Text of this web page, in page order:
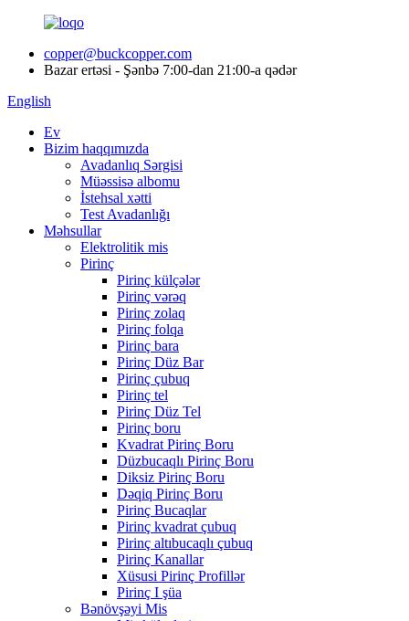
copper@buckcopper.com
Bazar ertəsi - Şənbə 7:00-dan 21:00-a qədər
English
Ev
Bizim haqqımızda
Avadanlıq Sərgisi
Müəssisə albomu
İstehsal xətti
Test Avadanlığı
Məhsullar
Elektrolitik mis
Pirinç
Pirinç külçələr
Pirinç vərəq
Pirinç zolaq
Pirinç folqa
Pirinç bara
Pirinç Düz Bar
Pirinç çubuq
Pirinç tel
Pirinç Düz Tel
Pirinç boru
Kvadrat Pirinç Boru
Düzbucaqlı Pirinç Boru
Diksiz Pirinç Boru
Dəqiq Pirinç Boru
Pirinç Bucaqlar
Pirinç kvadrat çubuq
Pirinç altıbucaqlı çubuq
Pirinç Kanallar
Xüsusi Pirinç Profillər
Pirinç I şüa
Bənövşəyi Mis